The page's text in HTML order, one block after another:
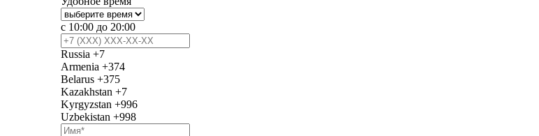
с 10:00 до 20:00
Russia +7
Armenia +374
Belarus +375
Kazakhstan +7
Kyrgyzstan +996
Uzbekistan +998